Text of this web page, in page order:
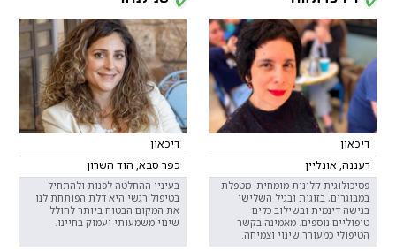
דיכאון
רעננה, אונליין
פסיכולוגית קלינית מומחית. מטפלת
במבוגרים, בזוגות ובגיל השלישי
בגישה דינמית ובשילוב כלים
טיפוליים נוספים. מאמינה בקשר
הטיפולי כמעורר שינוי וצמיחה.
דיכאון
כפר סבא, הוד השרון
בעיניי ההחלטה לפנות ולהתחיל
בטיפול רגשי היא דלת הפותחת לנו
את המקום הבטוח ביותר לחולל
שינוי משמעותי ועמוק בחיינו.